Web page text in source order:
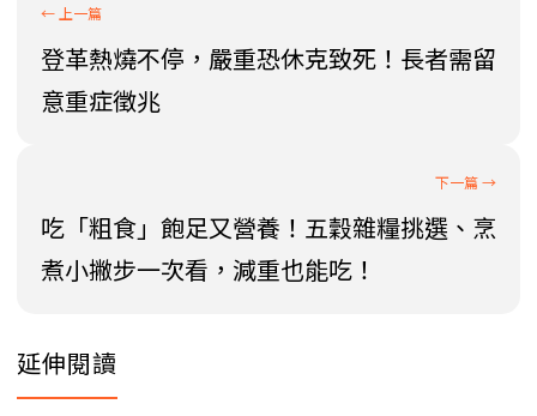
登革熱燒不停，嚴重恐休克致死！長者需留
意重症徵兆
吃「粗食」飽足又營養！五穀雜糧挑選、烹
煮小撇步一次看，減重也能吃！
延伸閱讀